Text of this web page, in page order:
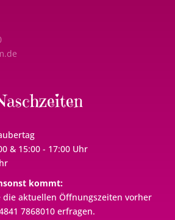
& 15:00 - 17:00 Uhr
kommt:
aktuellen Öffnungszeiten vorher
7868010 erfragen.